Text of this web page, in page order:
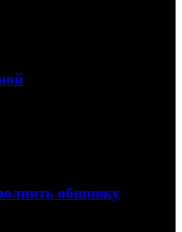
обшивку